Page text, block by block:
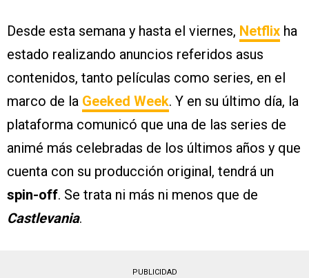
Desde esta semana y hasta el viernes, Netflix ha
estado realizando anuncios referidos asus
contenidos, tanto películas como series, en el
marco de la Geeked Week. Y en su último día, la
plataforma comunicó que una de las series de
animé más celebradas de los últimos años y que
cuenta con su producción original, tendrá un
spin-off. Se trata ni más ni menos que de
Castlevania.
PUBLICIDAD